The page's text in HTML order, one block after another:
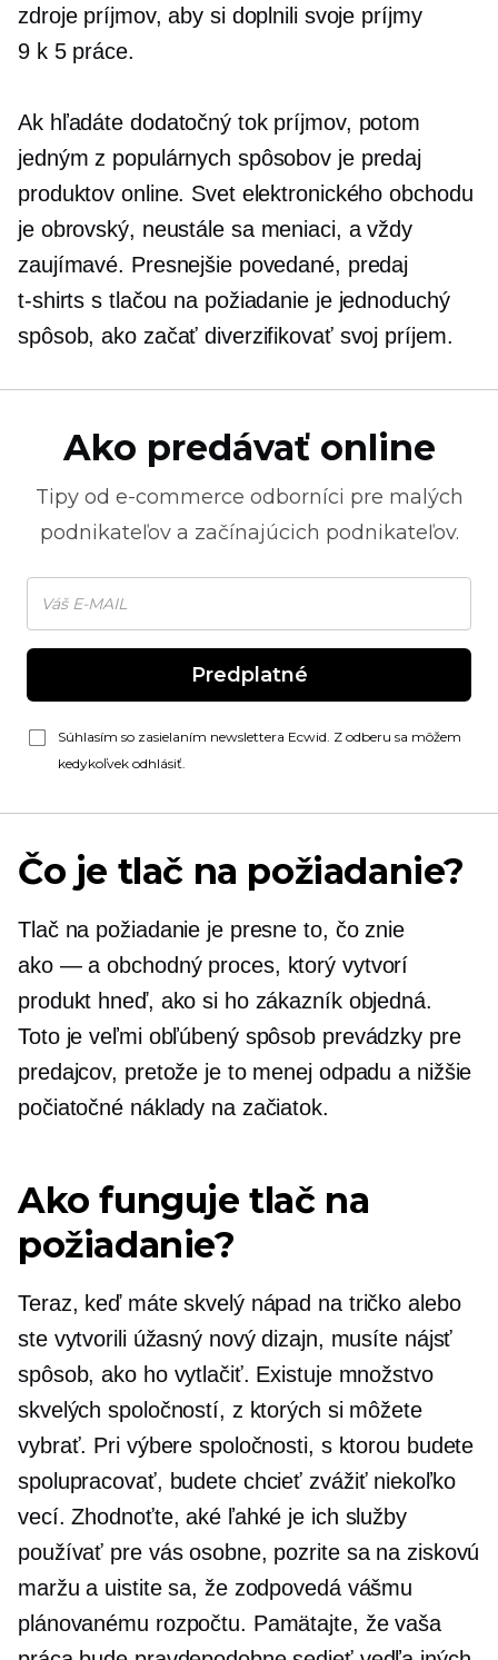
zdroje príjmov, aby si doplnili svoje príjmy
9 k 5práce.
Ak hľadáte dodatočný tok príjmov, potom
jedným z populárnych spôsobov je predaj
produktov online. Svet elektronického obchodu
je obrovský, neustále sa meniaci, a vždy
zaujímavé. Presnejšie povedané, predaj
t-shirts s tlačou na požiadanie je jednoduchý
spôsob, ako začať diverzifikovať svoj príjem.
Ako predávať online
Tipy od e-commerce odborníci pre malých
podnikateľov a začínajúcich podnikateľov.
Predplatné
Súhlasím so zasielaním newslettera Ecwid. Z odberu sa môžem
kedykoľvek odhlásiť.
Čo je tlač na požiadanie?
Tlač na požiadanie je presne to, čo znie
ako — a obchodný proces, ktorý vytvorí
produkt hneď, ako si ho zákazník objedná.
Toto je veľmi obľúbený spôsob prevádzky pre
predajcov, pretože je to menej odpadu a nižšie
počiatočné náklady na začiatok.
Ako funguje tlač na
požiadanie?
Teraz, keď máte skvelý nápad na tričko alebo
ste vytvorili úžasný nový dizajn, musíte nájsť
spôsob, ako ho vytlačiť. Existuje množstvo
skvelých spoločností, z ktorých si môžete
vybrať. Pri výbere spoločnosti, s ktorou budete
spolupracovať, budete chcieť zvážiť niekoľko
vecí. Zhodnoťte, aké ľahké je ich služby
používať pre vás osobne, pozrite sa na ziskovú
maržu a uistite sa, že zodpovedá vášmu
plánovanému rozpočtu. Pamätajte, že vaša